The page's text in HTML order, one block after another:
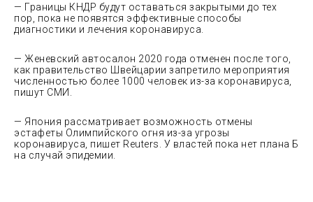
— Границы КНДР будут оставаться закрытыми до тех
пор, пока не появятся эффективные способы
диагностики и лечения коронавируса.
— Женевский автосалон 2020 года отменен после того,
как правительство Швейцарии запретило мероприятия
численностью более 1000 человек из-за коронавируса,
пишут СМИ.
— Япония рассматривает возможность отмены
эстафеты Олимпийского огня из-за угрозы
коронавируса, пишет Reuters. У властей пока нет плана Б
на случай эпидемии.